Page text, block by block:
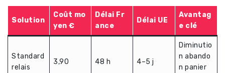
Solution
Coût mo
yen €
Délai Fr
ance
Délai UE
Avantag
e clé
Standard
relais
3,90 48 h 4–5 j
Diminutio
n abando
n panier